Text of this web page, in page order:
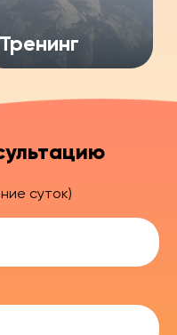
Тренинг
суток)